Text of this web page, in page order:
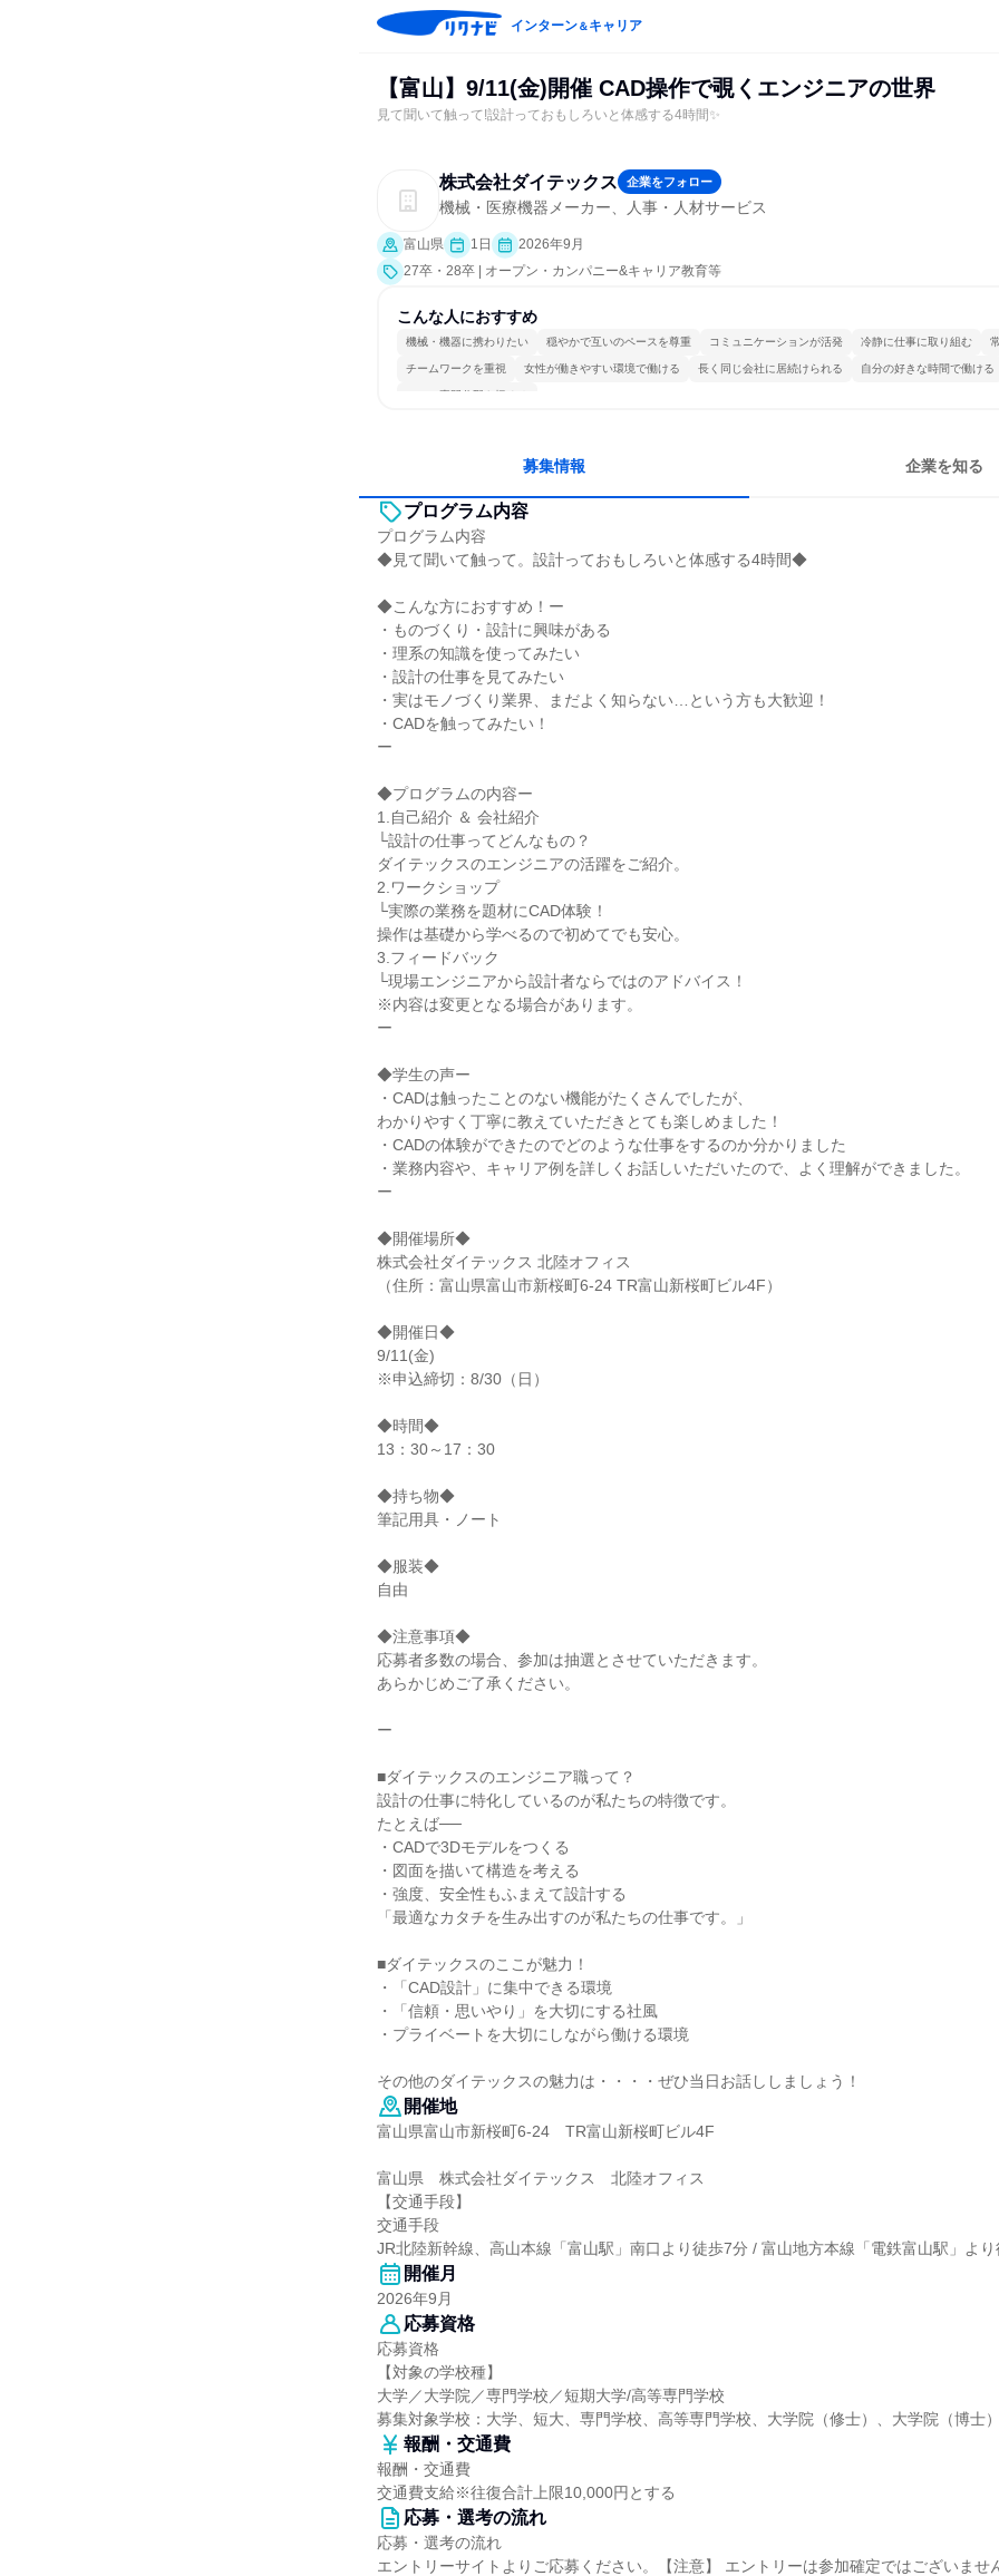
インターン＆キャリア
【富山】9/11(金)開催 CAD操作で覗くエンジニアの世界
見て聞いて触って!設計っておもしろいと体感する4時間✨
株式会社ダイテックス 企業をフォロー
機械・医療機器メーカー、人事・人材サービス
富山県 1日
2026年9月
27卒・28卒 | オープン・カンパニー&キャリア教育等
こんな人におすすめ
機械・機器に携わりたい 穏やかで互いのペースを尊重 コミュニケーションが活発 冷静に仕事に取り組む
チームワークを重視 女性が働きやすい環境で働ける 長く同じ会社に居続けられる 自分の好きな時間で働ける
一つの専門分野を極める
募集情報 企業を知る
プログラム内容
プログラム内容
◆見て聞いて触って。設計っておもしろいと体感する4時間◆
◆こんな方におすすめ！ー
・ものづくり・設計に興味がある
・理系の知識を使ってみたい
・設計の仕事を見てみたい
・実はモノづくり業界、まだよく知らない…という方も大歓迎！
・CADを触ってみたい！
ー
◆プログラムの内容ー
1.自己紹介 ＆ 会社紹介
└設計の仕事ってどんなもの？
ダイテックスのエンジニアの活躍をご紹介。
2.ワークショップ
└実際の業務を題材にCAD体験！
操作は基礎から学べるので初めてでも安心。
3.フィードバック
└現場エンジニアから設計者ならではのアドバイス！
※内容は変更となる場合があります。
ー
◆学生の声ー
・CADは触ったことのない機能がたくさんでしたが、
わかりやすく丁寧に教えていただきとても楽しめました！
・CADの体験ができたのでどのような仕事をするのか分かりました
・業務内容や、キャリア例を詳しくお話しいただいたので、よく理解ができました。
ー
◆開催場所◆
株式会社ダイテックス 北陸オフィス
（住所：富山県富山市新桜町6-24 TR富山新桜町ビル4F）
◆開催日◆
9/11(金)
※申込締切：8/30（日）
◆時間◆
13：30～17：30
◆持ち物◆
筆記用具・ノート
◆服装◆
自由
◆注意事項◆
応募者多数の場合、参加は抽選とさせていただきます。
あらかじめご了承ください。
ー
■ダイテックスのエンジニア職って？
設計の仕事に特化しているのが私たちの特徴です。
たとえば──
・CADで3Dモデルをつくる
・図面を描いて構造を考える
・強度、安全性もふまえて設計する
「最適なカタチを生み出すのが私たちの仕事です。」
■ダイテックスのここが魅力！
・「CAD設計」に集中できる環境
・「信頼・思いやり」を大切にする社風
・プライベートを大切にしながら働ける環境
その他のダイテックスの魅力は・・・・ぜひ当日お話ししましょう！
開催地
富山県富山市新桜町6-24 TR富山新桜町ビル4F
富山県 株式会社ダイテックス 北陸オフィス
【交通手段】
交通手段
JR北陸新幹線、高山本線「富山駅」南口より徒歩7分 / 富山地方本線「電鉄富山駅」より
開催月
2026年9月
応募資格
応募資格
【対象の学校種】
大学／大学院／専門学校／短期大学/高等専門学校
募集対象学校：大学、短大、専門学校、高等専門学校、大学院（修士）、大学院（博士）
報酬・交通費
報酬・交通費
交通費支給※往復合計上限10,000円とする
応募・選考の流れ
応募・選考の流れ
エントリーサイトよりご応募ください。【注意】 エントリーは参加確定ではございませ